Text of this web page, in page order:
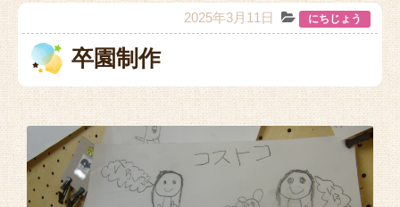
大町不二幼稚園の１日
入園のご案内
園内施設・アクセス
よくあるご質問
2025年3月11日 にちじょう
卒園制作